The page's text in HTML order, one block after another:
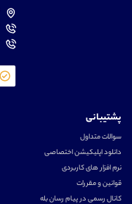
پشتیبانی
سوالات متداول
دانلود اپلیکیشن اختصاصی
نرم افزار های کاربردی
قوانین و مقررات
کانال رسمی در پیام رسان بله